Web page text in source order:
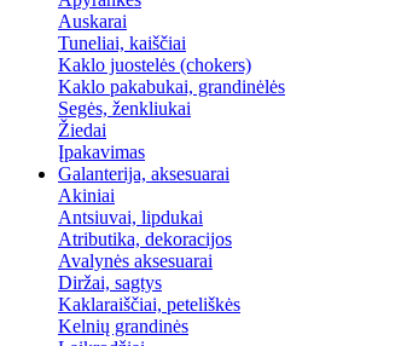
Auskarai
Tuneliai, kaiščiai
Kaklo juostelės (chokers)
Kaklo pakabukai, grandinėlės
Segės, ženkliukai
Žiedai
Įpakavimas
Galanterija, aksesuarai
Akiniai
Antsiuvai, lipdukai
Atributika, dekoracijos
Avalynės aksesuarai
Diržai, sagtys
Kaklaraiščiai, peteliškės
Kelnių grandinės